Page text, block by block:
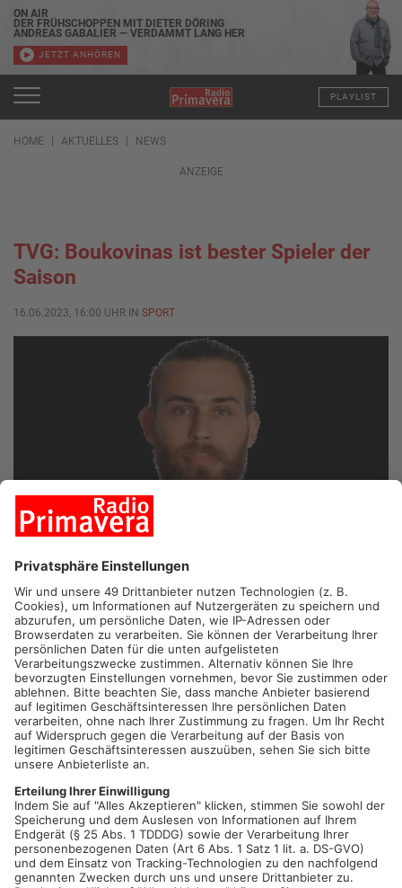
ON AIR
DER FRÜHSCHOPPEN MIT DIETER DÖRING
ANDREAS GABALIER — VERDAMMT LANG HER
JETZT ANHÖREN
PLAYLIST
HOME AKTUELLES NEWS
ANZEIGE
TVG: Boukovinas ist bester Spieler der
Saison
16.06.2023, 16:00 UHR IN SPORT
FOTO: DENNIS SIMON
GROSSWALLSTADT.Der TVG-ler Petros Boukovinas ist in der
zweiten Handball-Bundesliga zum besten Spieler der Saison
gewählt worden. Das Fan-Voting zeichnete den Torwart jetzt
mit diesem Titel aus. Der 29-Jährige Grieche kam erst vor
dieser Saison aus Athen zum TV Großwallstadt. Dabei lieferte
er gleich mehrere Spitzenwerte ab – kein Keeper parierte mehr
Würfe auf seinen Kasten. Dazu hielt er 43 Siebenmeter - eine
Zahl an die kein anderer Torhüter herankam.
Artikel teilen